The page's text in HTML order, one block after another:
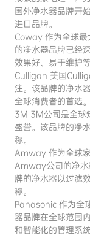
国外净水器品牌开
进口品牌。
Coway 作为全球
的净水器品牌已经
效果好、易于维护
Culligan 美国
注。该品牌的净水
全球消费者的首选。
3M 3M公司是全球
盛誉。该品牌的净
称。
Amway 作为全球
Amway公司的净水
牌的净水器以过滤
称。
Panasonic 作为全
器品牌在全球范围
和智能化的管理系统